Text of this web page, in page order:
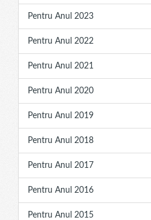
Pentru Anul 2023
Pentru Anul 2022
Pentru Anul 2021
Pentru Anul 2020
Pentru Anul 2019
Pentru Anul 2018
Pentru Anul 2017
Pentru Anul 2016
Pentru Anul 2015